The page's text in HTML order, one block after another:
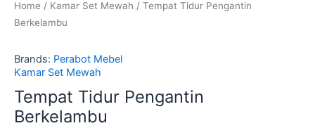
Home / Kamar Set Mewah / Tempat Tidur Pengantin
Berkelambu
Brands: Perabot Mebel
Kamar Set Mewah
Tempat Tidur Pengantin
Berkelambu